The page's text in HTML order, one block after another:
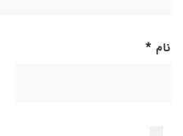
نام *